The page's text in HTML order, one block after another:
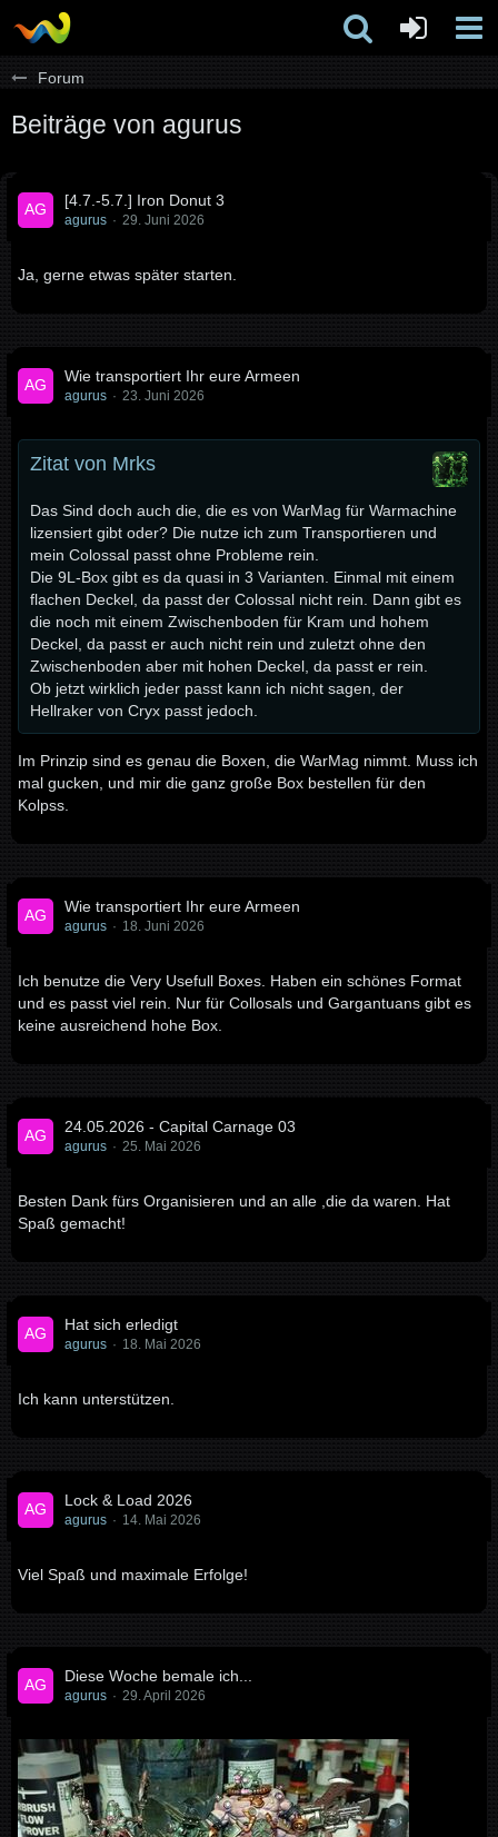
Forum
Beiträge von agurus
[4.7.-5.7.] Iron Donut 3
agurus 29. Juni 2026
Ja, gerne etwas später starten.
Wie transportiert Ihr eure Armeen
agurus 23. Juni 2026
Zitat von Mrks
Das Sind doch auch die, die es von WarMag für Warmachine
lizensiert gibt oder? Die nutze ich zum Transportieren und
mein Colossal passt ohne Probleme rein.
Die 9L-Box gibt es da quasi in 3 Varianten. Einmal mit einem
flachen Deckel, da passt der Colossal nicht rein. Dann gibt es
die noch mit einem Zwischenboden für Kram und hohem
Deckel, da passt er auch nicht rein und zuletzt ohne den
Zwischenboden aber mit hohen Deckel, da passt er rein.
Ob jetzt wirklich jeder passt kann ich nicht sagen, der
Hellraker von Cryx passt jedoch.
Im Prinzip sind es genau die Boxen, die WarMag nimmt. Muss ich
mal gucken, und mir die ganz große Box bestellen für den
Kolpss.
Wie transportiert Ihr eure Armeen
agurus 18. Juni 2026
Ich benutze die Very Usefull Boxes. Haben ein schönes Format
und es passt viel rein. Nur für Collosals und Gargantuans gibt es
keine ausreichend hohe Box.
24.05.2026 - Capital Carnage 03
agurus 25. Mai 2026
Besten Dank fürs Organisieren und an alle ,die da waren. Hat
Spaß gemacht!
Hat sich erledigt
agurus 18. Mai 2026
Ich kann unterstützen.
Lock & Load 2026
agurus 14. Mai 2026
Viel Spaß und maximale Erfolge!
Diese Woche bemale ich...
agurus 29. April 2026